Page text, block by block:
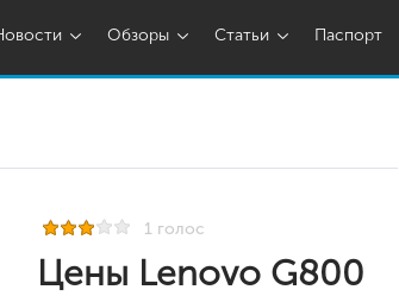
Обзоры Статьи Паспорт
1 голос
Цены Lenovo G800